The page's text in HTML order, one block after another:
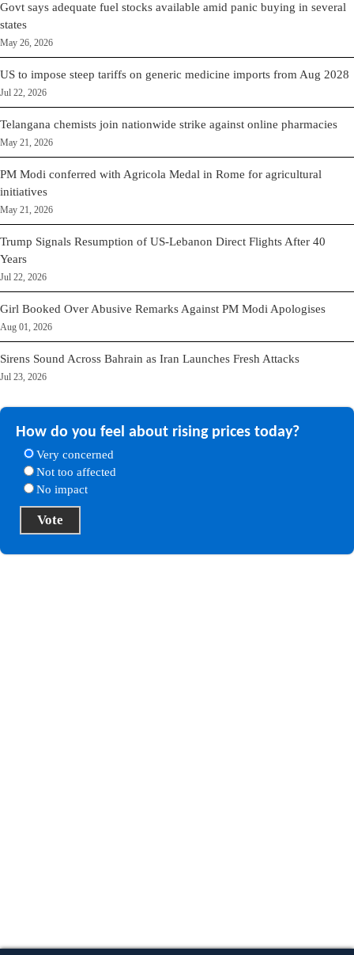
Govt says adequate fuel stocks available amid panic buying in several
states
May 26, 2026
US to impose steep tariffs on generic medicine imports from Aug 2028
Jul 22, 2026
Telangana chemists join nationwide strike against online pharmacies
May 21, 2026
PM Modi conferred with Agricola Medal in Rome for agricultural
initiatives
May 21, 2026
Trump Signals Resumption of US-Lebanon Direct Flights After 40
Years
Jul 22, 2026
Girl Booked Over Abusive Remarks Against PM Modi Apologises
Aug 01, 2026
Sirens Sound Across Bahrain as Iran Launches Fresh Attacks
Jul 23, 2026
How do you feel about rising prices today?
Very concerned
Not too affected
No impact